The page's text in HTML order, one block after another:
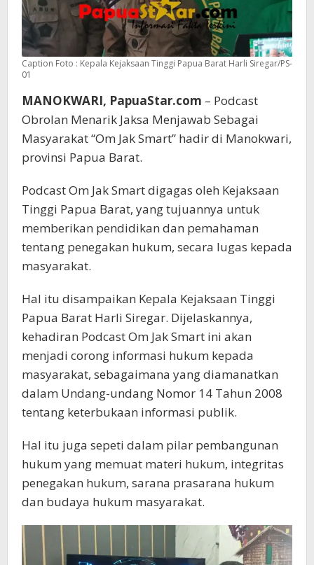
Caption Foto : Kepala Kejaksaan Tinggi Papua Barat Harli Siregar/PS-
01
MANOKWARI, PapuaStar.com – Podcast
Obrolan Menarik Jaksa Menjawab Sebagai
Masyarakat “Om Jak Smart” hadir di Manokwari,
provinsi Papua Barat.
Podcast Om Jak Smart digagas oleh Kejaksaan
Tinggi Papua Barat, yang tujuannya untuk
memberikan pendidikan dan pemahaman
tentang penegakan hukum, secara lugas kepada
masyarakat.
Hal itu disampaikan Kepala Kejaksaan Tinggi
Papua Barat Harli Siregar. Dijelaskannya,
kehadiran Podcast Om Jak Smart ini akan
menjadi corong informasi hukum kepada
masyarakat, sebagaimana yang diamanatkan
dalam Undang-undang Nomor 14 Tahun 2008
tentang keterbukaan informasi publik.
Hal itu juga sepeti dalam pilar pembangunan
hukum yang memuat materi hukum, integritas
penegakan hukum, sarana prasarana hukum
dan budaya hukum masyarakat.